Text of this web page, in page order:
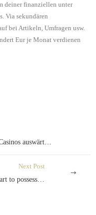
deiner finanziellen unter
Via sekundären
bei Artikeln, Umfragen usw.
Eur je Monat verdienen
Traktandum Angeschlossen Casinos auswärtig: Beste Versorger nicht mehr da Westen
Next Post
We talked together with her heart to possess fifteen period across the way of 5 group meetings